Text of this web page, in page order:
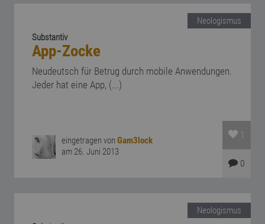
Neologismus
Substantiv
App-Zocke
Neudeutsch für Betrug durch mobile Anwendungen.
Jeder hat eine App, (...)
eingetragen vonGam3lock
am 26. Juni 2013
1
0
Neologismus